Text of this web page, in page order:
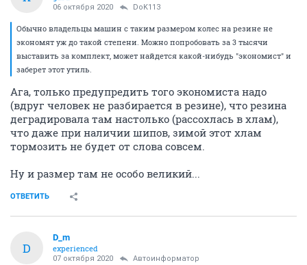
06 октября 2020 DoK113
Обычно владельцы машин с таким размером колес на резине не
экономят уж до такой степени. Можно попробовать за 3 тысячи
выставить за комплект, может найдется какой-нибудь "экономист" и
заберет этот утиль.
Ага, только предупредить того экономиста надо
(вдруг человек не разбирается в резине), что резина
деградировала там настолько (рассохлась в хлам),
что даже при наличии шипов, зимой этот хлам
тормозить не будет от слова совсем.
Ну и размер там не особо великий...
ОТВЕТИТЬ
D
D_m
experienced
07 октября 2020 Автоинформатор